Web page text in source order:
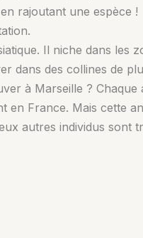
rajoutant une espèce !
Il niche dans les
dans des collines de
à Marseille ?
en France. Mais cette
autres individus